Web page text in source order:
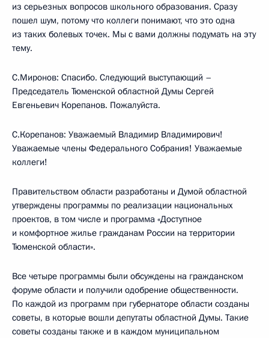
из серьезных вопросов школьного образования. Сразу
пошел шум, потому что коллеги понимают, что это одна
из таких болевых точек. Мы с вами должны подумать на эту
тему.
С.Миронов: Спасибо. Следующий выступающий –
Председатель Тюменской областной Думы Сергей
Евгеньевич Корепанов. Пожалуйста.
С.Корепанов: Уважаемый Владимир Владимирович!
Уважаемые члены Федерального Собрания! Уважаемые
коллеги!
Правительством области разработаны и Думой областной
утверждены программы по реализации национальных
проектов, в том числе и программа «Доступное
и комфортное жилье гражданам России на территории
Тюменской области».
Все четыре программы были обсуждены на гражданском
форуме области и получили одобрение общественности.
По каждой из программ при губернаторе области созданы
советы, в которые вошли депутаты областной Думы. Такие
советы созданы также и в каждом муниципальном